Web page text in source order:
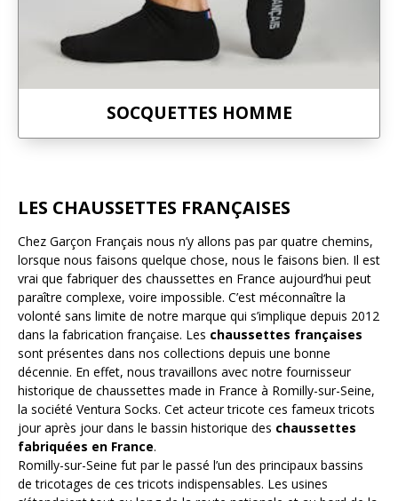
SOCQUETTES HOMME
LES CHAUSSETTES FRANÇAISES
Chez Garçon Français nous n’y allons pas par quatre chemins,
lorsque nous faisons quelque chose, nous le faisons bien. Il est
vrai que fabriquer des chaussettes en France aujourd’hui peut
paraître complexe, voire impossible. C’est méconnaître la
volonté sans limite de notre marque qui s’implique depuis 2012
dans la fabrication française. Les chaussettes françaises
sont présentes dans nos collections depuis une bonne
décennie. En effet, nous travaillons avec notre fournisseur
historique de chaussettes made in France à Romilly-sur-Seine,
la société Ventura Socks. Cet acteur tricote ces fameux tricots
jour après jour dans le bassin historique des chaussettes
fabriquées en France.
Romilly-sur-Seine fut par le passé l’un des principaux bassins
de tricotages de ces tricots indispensables. Les usines